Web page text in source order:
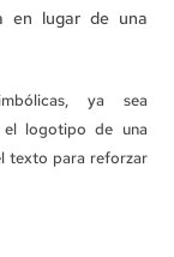
en lugar de una
ya sea
el logotipo de una
texto para reforzar